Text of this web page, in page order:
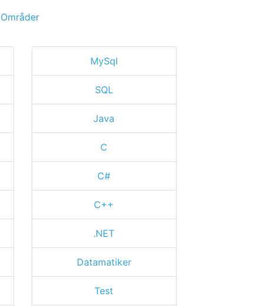
Områder
MySql
SQL
Java
C
C#
C++
.NET
Datamatiker
Test